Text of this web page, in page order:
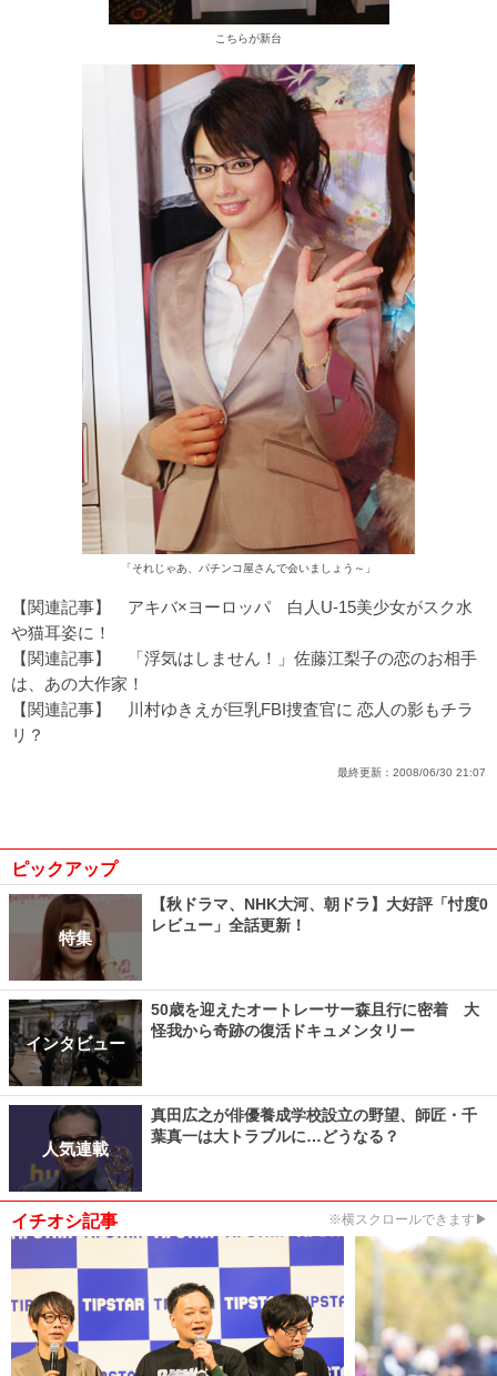
こちらが新台
「それじゃあ、パチンコ屋さんで会いましょう～」
【関連記事】 アキバ×ヨーロッパ 白人U-15美少女がスク水
や猫耳姿に！
【関連記事】
「浮気はしません！」佐藤江梨子の恋のお相手
は、あの大作家！
【関連記事】
川村ゆきえが巨乳FBI捜査官に 恋人の影もチラ
リ？
最終更新： 2008/06/30 21:07
ピックアップ
特集
【秋ドラマ、NHK大河、朝ドラ】大好評「忖度0
レビュー」全話更新！
インタビュー
50歳を迎えたオートレーサー森且行に密着 大
怪我から奇跡の復活ドキュメンタリー
人気連載
真田広之が俳優養成学校設立の野望、師匠・千
葉真一は大トラブルに…どうなる？
イチオシ記事 ※横スクロールできます▶